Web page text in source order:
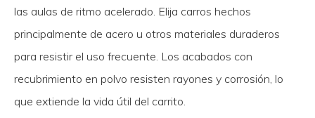
las aulas de ritmo acelerado. Elija carros hechos
principalmente de acero u otros materiales duraderos
para resistir el uso frecuente. Los acabados con
recubrimiento en polvo resisten rayones y corrosión, lo
que extiende la vida útil del carrito.